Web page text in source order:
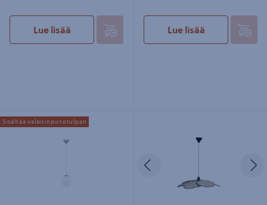
Lue lisää Lue lisää
Riippuvalaisin EGLO Rondo Opal
85262E 25cm
Sisältää valaisinpistotulpan